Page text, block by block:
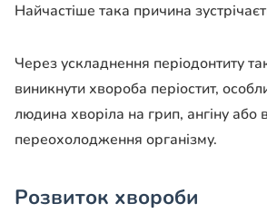
Найчастіше така причина
Через ускладнення періодонтиту
виникнути хвороба періостит,
людина хворіла на грип, ангіну або
переохолодження організму.
Розвиток хвороби